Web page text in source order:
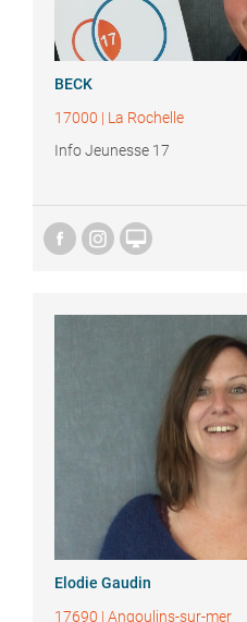
BECK
17000 | La Rochelle
Info Jeunesse 17

Elodie Gaudin
17690 | Angoulins-sur-mer